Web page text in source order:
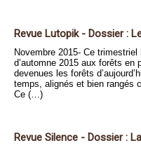
Revue Lutopik - Dossier :
Novembre 2015- Ce
d’automne 2015 aux forêts
devenues les forêts
temps, alignés et bien rangés
Ce (…)
Revue Silence - Dossier :